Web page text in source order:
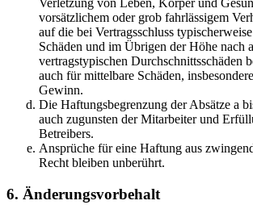
Verletzung von Leben, Körper und
vorsätzlichem oder grob fahrlässigem
auf die bei Vertragsschluss
Schäden und im Übrigen der Höhe nach
vertragstypischen Durchschnittsschäden
auch für mittelbare Schäden,
Gewinn.
Die Haftungsbegrenzung der Absätze a
auch zugunsten der Mitarbeiter und
Betreibers.
Ansprüche für eine Haftung aus
Recht bleiben unberührt.
6. Änderungsvorbehalt